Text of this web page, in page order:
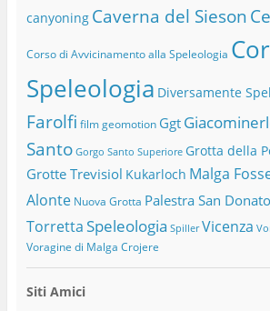
canyoning Caverna del Sieson
Corso di Avvicinamento alla Speleologia
Speleologia Diversamente
Farolfi film geomotion Ggt
Santo Gorgo Santo Superiore Grotta della
Grotte Trevisiol Kukarloch Malga
Alonte Nuova Grotta Palestra San Donato
TorrettaSpeleologia Spiller Vicenza
Voragine di Malga Crojere
Siti Amici